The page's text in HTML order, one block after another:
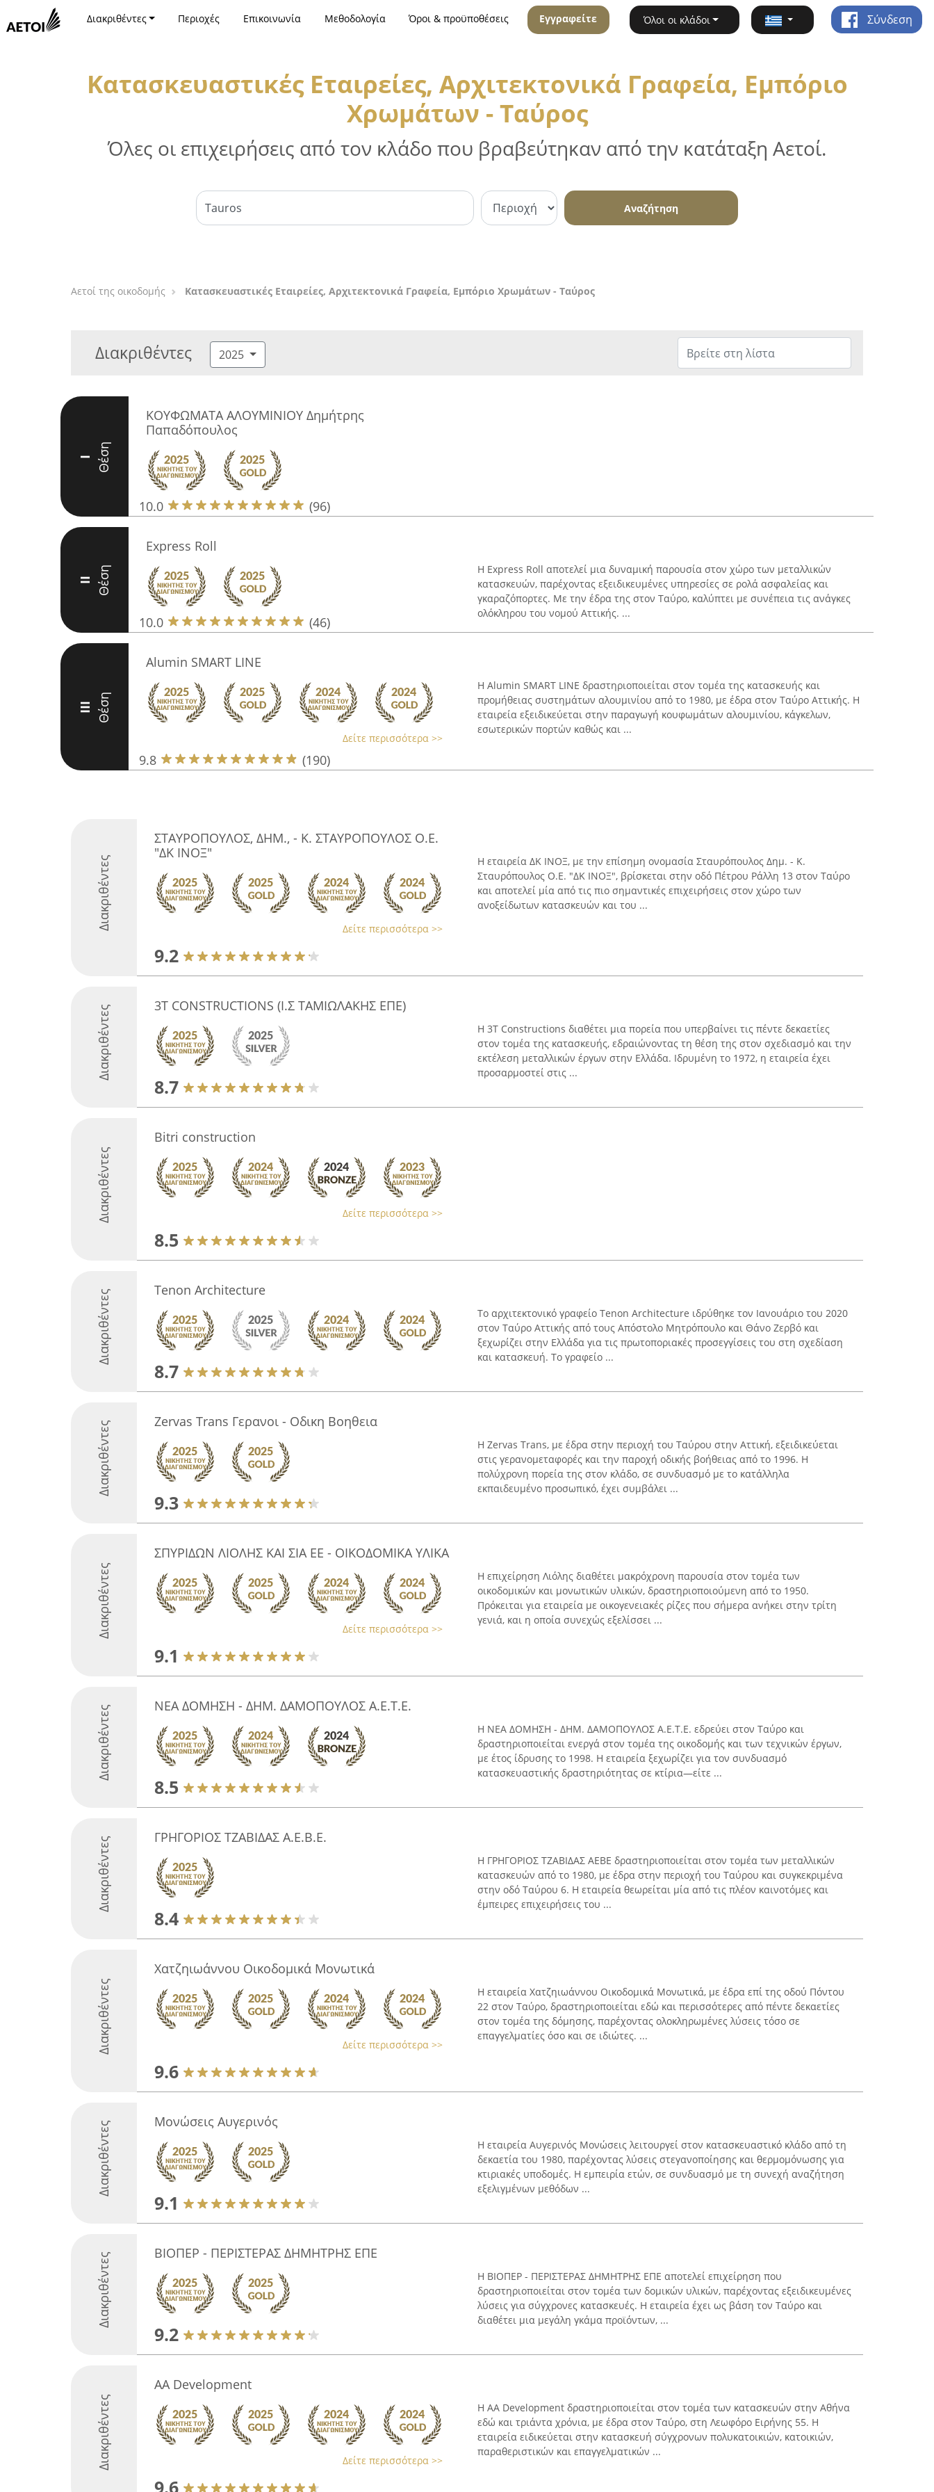
Διακριθέντες Περιοχές Επικοινωνία Μεθοδολογία Όροι & προϋποθέσεις Εγγραφείτε Όλοι οι κλάδοι Σύνδεση
Κατασκευαστικές Εταιρείες, Αρχιτεκτονικά Γραφεία, Εμπόριο
Χρωμάτων - Ταύρος
Όλες οι επιχειρήσεις από τον κλάδο που βραβεύτηκαν από την κατάταξη Αετοί.
Αναζήτηση
Αετοί της οικοδομής Κατασκευαστικές Εταιρείες, Αρχιτεκτονικά Γραφεία, Εμπόριο Χρωμάτων - Ταύρος
Διακριθέντες 2025
I Θέση
ΚΟΥΦΩΜΑΤΑ ΑΛΟΥΜΙΝΙΟΥ Δημήτρης
Παπαδόπουλος
10.0 (96)
II Θέση
Express Roll
10.0 (46)
Η Express Roll αποτελεί μια δυναμική παρουσία στον χώρο των μεταλλικών
κατασκευών, παρέχοντας εξειδικευμένες υπηρεσίες σε ρολά ασφαλείας και
γκαραζόπορτες. Με την έδρα της στον Ταύρο, καλύπτει με συνέπεια τις ανάγκες
ολόκληρου του νομού Αττικής. ...
III Θέση
Alumin SMART LINE
Δείτε περισσότερα >>
9.8 (190)
Η Alumin SMART LINE δραστηριοποιείται στον τομέα της κατασκευής και
προμήθειας συστημάτων αλουμινίου από το 1980, με έδρα στον Ταύρο Αττικής. Η
εταιρεία εξειδικεύεται στην παραγωγή κουφωμάτων αλουμινίου, κάγκελων,
εσωτερικών πορτών καθώς και ...
Διακριθέντες
ΣΤΑΥΡΟΠΟΥΛΟΣ, ΔΗΜ., - Κ. ΣΤΑΥΡΟΠΟΥΛΟΣ Ο.Ε.
"ΔΚ ΙΝΟΞ"
Δείτε περισσότερα >>
9.2
Η εταιρεία ΔΚ ΙΝΟΞ, με την επίσημη ονομασία Σταυρόπουλος Δημ. - Κ.
Σταυρόπουλος Ο.Ε. "ΔΚ ΙΝΟΞ", βρίσκεται στην οδό Πέτρου Ράλλη 13 στον Ταύρο
και αποτελεί μία από τις πιο σημαντικές επιχειρήσεις στον χώρο των
ανοξείδωτων κατασκευών και του ...
Διακριθέντες 3T CONSTRUCTIONS (Ι.Σ ΤΑΜΙΩΛΑΚΗΣ ΕΠΕ)
8.7
Η 3T Constructions διαθέτει μια πορεία που υπερβαίνει τις πέντε δεκαετίες
στον τομέα της κατασκευής, εδραιώνοντας τη θέση της στον σχεδιασμό και την
εκτέλεση μεταλλικών έργων στην Ελλάδα. Ιδρυμένη το 1972, η εταιρεία έχει
προσαρμοστεί στις ...
Διακριθέντες
Bitri construction
Δείτε περισσότερα >>
8.5
Διακριθέντες Tenon Architecture
8.7
Το αρχιτεκτονικό γραφείο Tenon Architecture ιδρύθηκε τον Ιανουάριο του 2020
στον Ταύρο Αττικής από τους Απόστολο Μητρόπουλο και Θάνο Ζερβό και
ξεχωρίζει στην Ελλάδα για τις πρωτοποριακές προσεγγίσεις του στη σχεδίαση
και κατασκευή. Το γραφείο ...
Διακριθέντες Zervas Trans Γερανοι - Οδικη Βοηθεια
9.3
Η Zervas Trans, με έδρα στην περιοχή του Ταύρου στην Αττική, εξειδικεύεται
στις γερανομεταφορές και την παροχή οδικής βοήθειας από το 1996. Η
πολύχρονη πορεία της στον κλάδο, σε συνδυασμό με το κατάλληλα
εκπαιδευμένο προσωπικό, έχει συμβάλει ...
Διακριθέντες
ΣΠΥΡΙΔΩΝ ΛΙΟΛΗΣ ΚΑΙ ΣΙΑ ΕΕ - ΟΙΚΟΔΟΜΙΚΑ ΥΛΙΚΑ
Δείτε περισσότερα >>
9.1
Η επιχείρηση Λιόλης διαθέτει μακρόχρονη παρουσία στον τομέα των
οικοδομικών και μονωτικών υλικών, δραστηριοποιούμενη από το 1950.
Πρόκειται για εταιρεία με οικογενειακές ρίζες που σήμερα ανήκει στην τρίτη
γενιά, και η οποία συνεχώς εξελίσσει ...
Διακριθέντες ΝΕΑ ΔΟΜΗΣΗ - ΔΗΜ. ΔΑΜΟΠΟΥΛΟΣ Α.Ε.Τ.Ε.
8.5
Η ΝΕΑ ΔΟΜΗΣΗ - ΔΗΜ. ΔΑΜΟΠΟΥΛΟΣ Α.Ε.Τ.Ε. εδρεύει στον Ταύρο και
δραστηριοποιείται ενεργά στον τομέα της οικοδομής και των τεχνικών έργων,
με έτος ίδρυσης το 1998. Η εταιρεία ξεχωρίζει για τον συνδυασμό
κατασκευαστικής δραστηριότητας σε κτίρια—είτε ...
Διακριθέντες ΓΡΗΓΟΡΙΟΣ ΤΖΑΒΙΔΑΣ Α.Ε.Β.Ε.
8.4
Η ΓΡΗΓΟΡΙΟΣ ΤΖΑΒΙΔΑΣ ΑΕΒΕ δραστηριοποιείται στον τομέα των μεταλλικών
κατασκευών από το 1980, με έδρα στην περιοχή του Ταύρου και συγκεκριμένα
στην οδό Ταύρου 6. Η εταιρεία θεωρείται μία από τις πλέον καινοτόμες και
έμπειρες επιχειρήσεις του ...
Διακριθέντες
Χατζηιωάννου Οικοδομικά Μονωτικά
Δείτε περισσότερα >>
9.6
Η εταιρεία Χατζηιωάννου Οικοδομικά Μονωτικά, με έδρα επί της οδού Πόντου
22 στον Ταύρο, δραστηριοποιείται εδώ και περισσότερες από πέντε δεκαετίες
στον τομέα της δόμησης, παρέχοντας ολοκληρωμένες λύσεις τόσο σε
επαγγελματίες όσο και σε ιδιώτες. ...
Διακριθέντες Μονώσεις Αυγερινός
9.1
Η εταιρεία Αυγερινός Μονώσεις λειτουργεί στον κατασκευαστικό κλάδο από τη
δεκαετία του 1980, παρέχοντας λύσεις στεγανοποίησης και θερμομόνωσης για
κτιριακές υποδομές. Η εμπειρία ετών, σε συνδυασμό με τη συνεχή αναζήτηση
εξελιγμένων μεθόδων ...
Διακριθέντες ΒΙΟΠΕΡ - ΠΕΡΙΣΤΕΡΑΣ ΔΗΜΗΤΡΗΣ ΕΠΕ
9.2
Η ΒΙΟΠΕΡ - ΠΕΡΙΣΤΕΡΑΣ ΔΗΜΗΤΡΗΣ ΕΠΕ αποτελεί επιχείρηση που
δραστηριοποιείται στον τομέα των δομικών υλικών, παρέχοντας εξειδικευμένες
λύσεις για σύγχρονες κατασκευές. Η εταιρεία έχει ως βάση τον Ταύρο και
διαθέτει μια μεγάλη γκάμα προϊόντων, ...
Διακριθέντες
AA Development
Δείτε περισσότερα >>
9.6
Η AA Development δραστηριοποιείται στον τομέα των κατασκευών στην Αθήνα
εδώ και τριάντα χρόνια, με έδρα στον Ταύρο, στη Λεωφόρο Ειρήνης 55. Η
εταιρεία ειδικεύεται στην κατασκευή σύγχρονων πολυκατοικιών, κατοικιών,
παραθεριστικών και επαγγελματικών ...